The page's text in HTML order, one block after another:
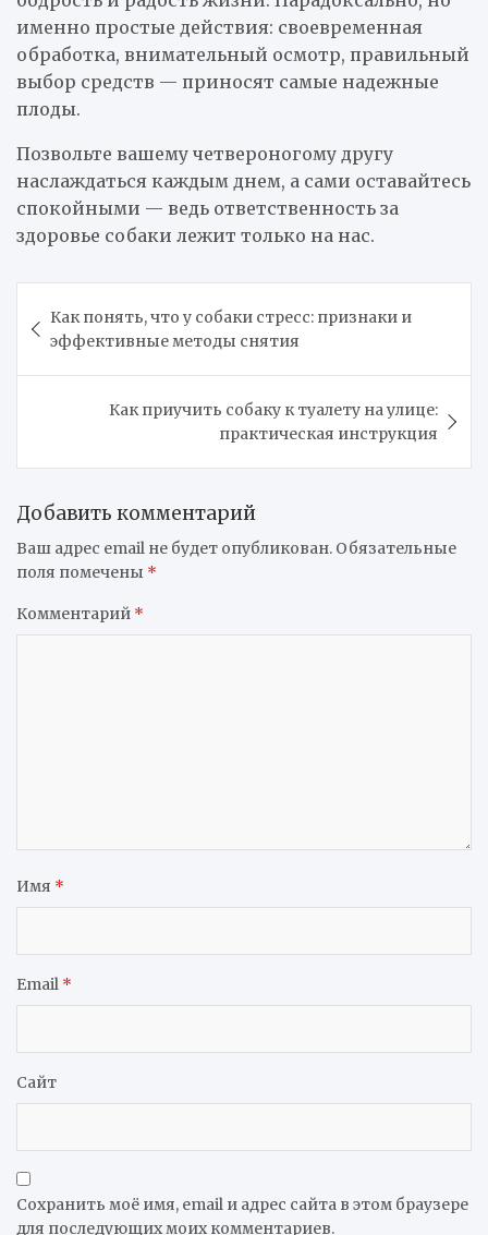
именно простые действия: своевременная
обработка, внимательный осмотр, правильный
выбор средств — приносят самые надежные
плоды.
Позвольте вашему четвероногому другу
наслаждаться каждым днем, а сами оставайтесь
спокойными — ведь ответственность за
здоровье собаки лежит только на нас.
по
записям
Как понять, что у собаки стресс: признаки и
эффективные методы снятия
Как приучить собаку к туалету на улице:
практическая инструкция
Добавить комментарий
Ваш адрес email не будет опубликован. Обязательные
поля помечены *
Комментарий *
Имя *
Email *
Сайт
Сохранить моё имя, email и адрес сайта в этом браузере
для последующих моих комментариев.